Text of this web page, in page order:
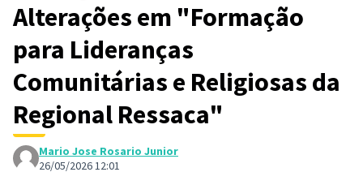
Alterações em "Formação
para Lideranças
Comunitárias e Religiosas da
Regional Ressaca"
Mario Jose Rosario Junior
26/05/2026 12:01